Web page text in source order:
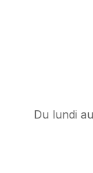
Du lundi